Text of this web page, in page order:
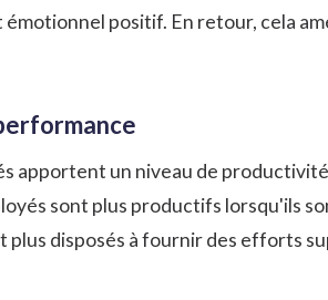
positif. En retour, cela
apportent un niveau de
sont plus productifs lorsqu'ils
plus disposés à fournir des efforts